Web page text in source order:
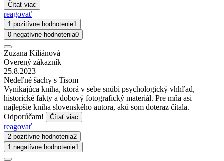
Čítať viac
reagovať
1 pozitívne hodnotenie1
0 negatívne hodnotenia0
Zuzana Kiliánová
Overený zákazník
25.8.2023
Nedeľné šachy s Tisom
Vynikajúca kniha, ktorá v sebe snúbi psychologický vhhľad,
historické fakty a dobový fotografický materiál. Pre mňa asi
najlepšie kniha slovenského autora, akú som doteraz čítala.
Odporúčam!
Čítať viac
reagovať
2 pozitívne hodnotenia2
1 negatívne hodnotenie1